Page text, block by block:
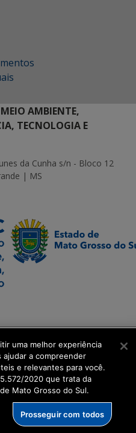
MEIO AMBIENTE,
TECNOLOGIA E
da Cunha s/n - Bloco 12
| MS
uma melhor experiência
a compreender
e relevantes para você.
2020 que trata da
Mato Grosso do Sul.
Prosseguir com todos